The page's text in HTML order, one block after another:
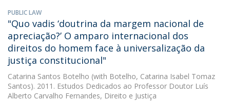
PUBLIC LAW
"Quo vadis ‘doutrina da margem nacional de
apreciação?’ O amparo internacional dos
direitos do homem face à universalização da
justiça constitucional"
Catarina Santos Botelho (with Botelho, Catarina Isabel Tomaz
Santos). 2011. Estudos Dedicados ao Professor Doutor Luís
Alberto Carvalho Fernandes, Direito e Justiça